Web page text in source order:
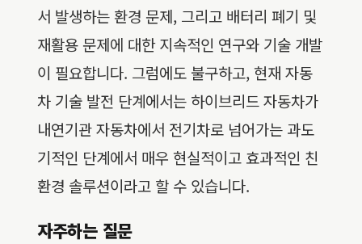
서 발생하는 환경 문제, 그리고 배터리 폐기 및
재활용 문제에 대한 지속적인 연구와 기술 개발
이 필요합니다. 그럼에도 불구하고, 현재 자동
차 기술 발전 단계에서는 하이브리드 자동차가
내연기관 자동차에서 전기차로 넘어가는 과도
기적인 단계에서 매우 현실적이고 효과적인 친
환경 솔루션이라고 할 수 있습니다.
자주하는 질문